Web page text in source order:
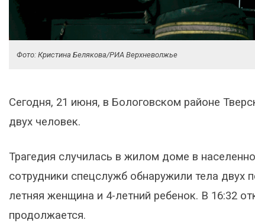
Фото: Кристина Белякова/РИА Верхневолжье
Сегодня, 21 июня, в Бологовском районе
двух человек.
Трагедия случилась в жилом доме в
сотрудники спецслужб обнаружили тела двух
летняя женщина и 4-летний ребенок. В 16:32
продолжается.